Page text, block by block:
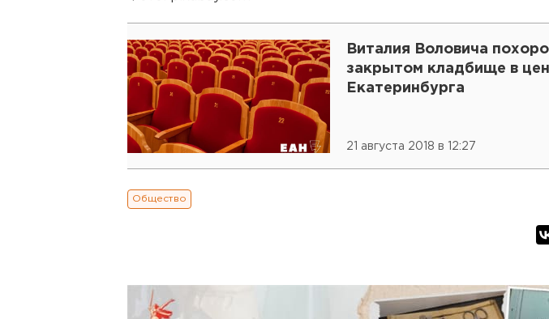
Виталия Воловича
закрытом кладбище в
Екатеринбурга
21 августа 2018 в 12:27
Общество